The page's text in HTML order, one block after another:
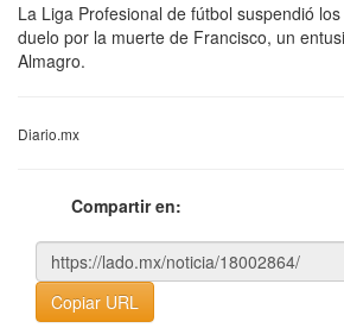
La Liga Profesional de fútbol suspendió
duelo por la muerte de Francisco, un
Almagro.
Diario.mx
Compartir en:
Copiar URL